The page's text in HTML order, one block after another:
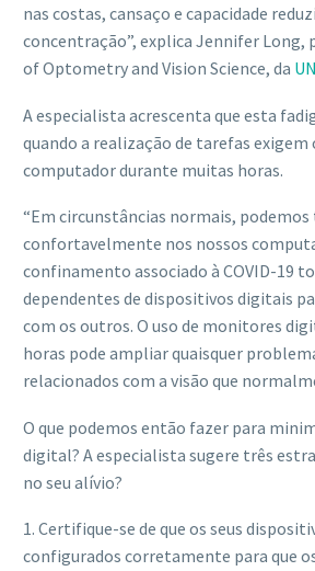
nas costas, cansaço e capacidade
concentração”, explica Jennifer Long,
of Optometry and Vision Science, da
A especialista acrescenta que esta
quando a realização de tarefas exigem
computador durante muitas horas.
“Em circunstâncias normais,
confortavelmente nos nossos
confinamento associado à COVID-19
dependentes de dispositivos digitais
com os outros. O uso de monitores
horas pode ampliar quaisquer
relacionados com a visão que
O que podemos então fazer para
digital? A especialista sugere três
no seu alívio?
1. Certifique-se de que os seus
configurados corretamente para que